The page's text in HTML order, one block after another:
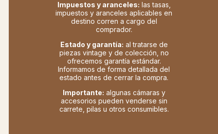
Impuestos y aranceles: las tasas,
impuestos y aranceles aplicables en
destino corren a cargo del
comprador.
Estado y garantía: al tratarse de
piezas vintage y de colección, no
ofrecemos garantía estándar.
Informamos de forma detallada del
estado antes de cerrar la compra.
Importante: algunas cámaras y
accesorios pueden venderse sin
carrete, pilas u otros consumibles.